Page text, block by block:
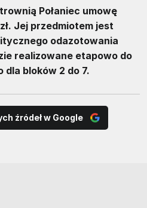
Połaniec umowę
Jej przedmiotem jest
odazotowania
realizowane etapowo do
dla bloków 2 do 7.
źródeł w Google